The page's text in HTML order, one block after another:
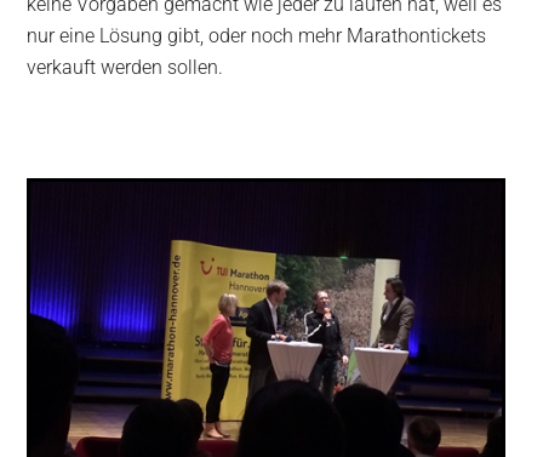
nur eine Lösung gibt, oder noch mehr Marathontickets
verkauft werden sollen.